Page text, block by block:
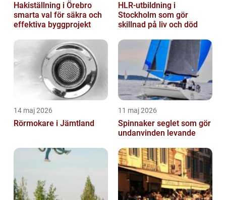
Hakiställning i Örebro
smarta val för säkra och
effektiva byggprojekt
HLR-utbildning i
Stockholm som gör
skillnad på liv och död
14 maj 2026
Rörmokare i Jämtland
11 maj 2026
Spinnaker seglet som gör
undanvinden levande